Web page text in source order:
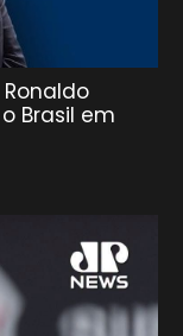
Brasil em